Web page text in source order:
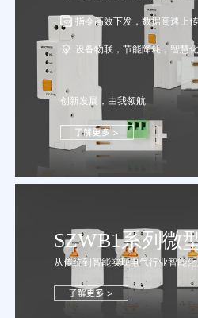
指令高效下发，数据高速上传
设备物联，节能降耗，智慧
创新发展，由我领航
SZWB1系列微
从传统到智能实现电气行业智能